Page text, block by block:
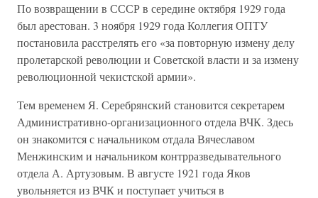
По возвращении в СССР в середине октября 1929 года
был арестован. 3 ноября 1929 года Коллегия ОПТУ
постановила расстрелять его «за повторную измену делу
пролетарской революции и Советской власти и за измену
революционной чекистской армии».
Тем временем Я. Серебрянский становится секретарем
Административно-организационного отдела ВЧК. Здесь
он знакомится с начальником отдала Вячеславом
Менжинским и начальником контрразведывательного
отдела А. Артузовым. В августе 1921 года Яков
увольняется из ВЧК и поступает учиться в